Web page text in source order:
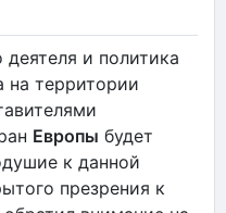
и политика
на территории
Европы будет
к данной
презрения к